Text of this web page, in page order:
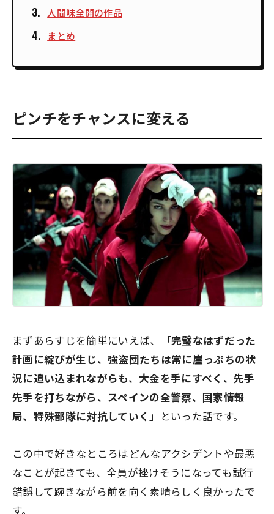
人間味全開の作品
まとめ
ピンチをチャンスに変える
まずあらすじを簡単にいえば、
「完璧なはずだった
計画に綻びが生じ、強盗団たちは常に崖っぷちの状
況に追い込まれながらも、大金を手にすべく、先手
先手を打ちながら、スペインの全警察、国家情報
局、特殊部隊に対抗していく」
といった話です。
この中で好きなところはどんなアクシデントや最悪
なことが起きても、全員が挫けそうになっても試行
錯誤して踠きながら前を向く素晴らしく良かったで
す。